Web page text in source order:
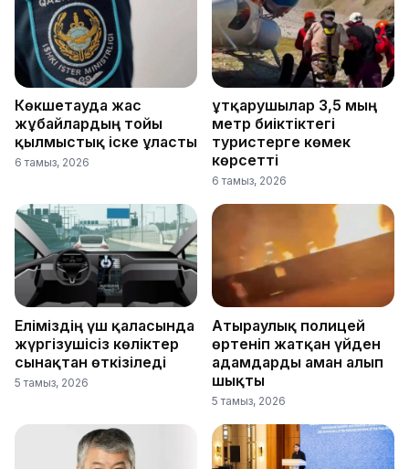
Көкшетауда жас
жұбайлардың тойы
қылмыстық іске ұласты
6 тамыз, 2026
Құтқарушылар 3,5 мың
метр биіктіктегі
туристерге көмек
көрсетті
6 тамыз, 2026
Еліміздің үш қаласында
жүргізушісіз көліктер
сынақтан өткізіледі
5 тамыз, 2026
Атыраулық полицей
өртеніп жатқан үйден
адамдарды аман алып
шықты
5 тамыз, 2026